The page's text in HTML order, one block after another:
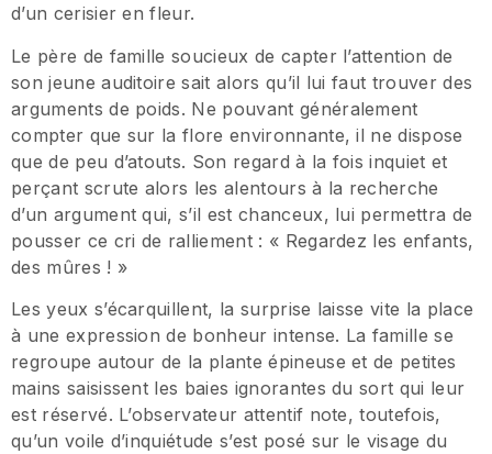
d’un cerisier en fleur.
Le père de famille soucieux de capter l’attention de
son jeune auditoire sait alors qu’il lui faut trouver des
arguments de poids. Ne pouvant généralement
compter que sur la flore environnante, il ne dispose
que de peu d’atouts. Son regard à la fois inquiet et
perçant scrute alors les alentours à la recherche
d’un argument qui, s’il est chanceux, lui permettra de
pousser ce cri de ralliement : « Regardez les enfants,
des mûres ! »
Les yeux s’écarquillent, la surprise laisse vite la place
à une expression de bonheur intense. La famille se
regroupe autour de la plante épineuse et de petites
mains saisissent les baies ignorantes du sort qui leur
est réservé. L’observateur attentif note, toutefois,
qu’un voile d’inquiétude s’est posé sur le visage du